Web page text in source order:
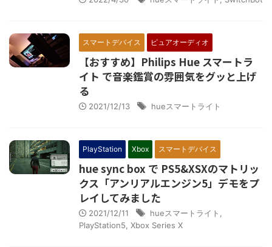
スマートデバイス ピュアオーディオ
【おすすめ】Philips Hue スマートラ
イト で音楽鑑賞の雰囲気をグッと上げ
る
2021/12/13 hueスマートライト
PlayStation Xbox スマートデバイス
hue sync box で PS5&XSXのマトリッ
クス「アンリアルエンジン5」デモをプ
レイしてみました
2021/12/11 hueスマートライト
PlayStation5 Xbox Series X